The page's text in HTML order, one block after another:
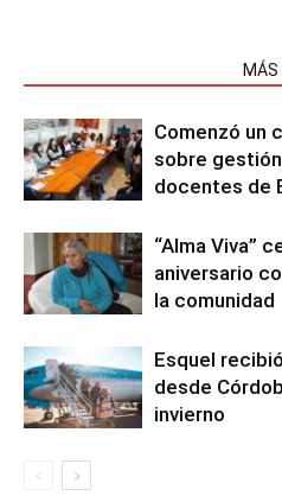
MÁS
Comenzó un
sobre
docentes de
“Alma Viva”
aniversario
la comunidad
Esquel
desde
invierno